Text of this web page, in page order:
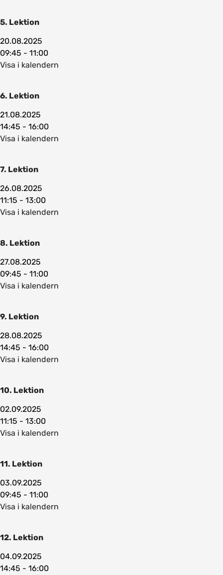
5. Lektion
20.08.2025
09:45 - 11:00
Visa i kalendern
6. Lektion
21.08.2025
14:45 - 16:00
Visa i kalendern
7. Lektion
26.08.2025
11:15 - 13:00
Visa i kalendern
8. Lektion
27.08.2025
09:45 - 11:00
Visa i kalendern
9. Lektion
28.08.2025
14:45 - 16:00
Visa i kalendern
10. Lektion
02.09.2025
11:15 - 13:00
Visa i kalendern
11. Lektion
03.09.2025
09:45 - 11:00
Visa i kalendern
12. Lektion
04.09.2025
14:45 - 16:00